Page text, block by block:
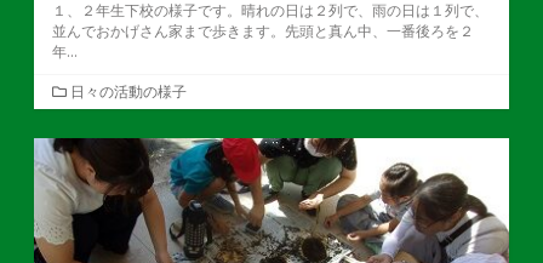
１、２年生下校の様子です。晴れの日は２列で、雨の日は１列で、
並んでおかげさん家まで歩きます。先頭と真ん中、一番後ろを２
年...
カ
テ
ゴ
リ
ー
日々の活動の様子